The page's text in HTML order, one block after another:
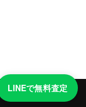
LINEで無料査定